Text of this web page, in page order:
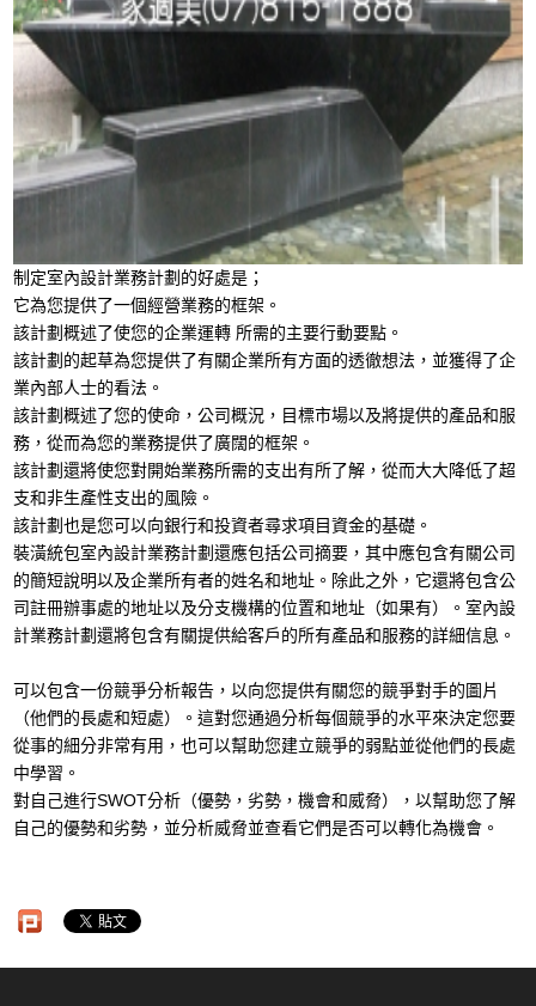
制定室內設計業務計劃的好處是；
它為您提供了一個經營業務的框架。
該計劃概述了使您的企業運轉 所需的主要行動要點。
該計劃的起草為您提供了有關企業所有方面的透徹想法，並獲得了企
業內部人士的看法。
該計劃概述了您的使命，公司概況，目標市場以及將提供的產品和服
務，從而為您的業務提供了廣闊的框架。
該計劃還將使您對開始業務所需的支出有所了解，從而大大降低了超
支和非生產性支出的風險。
該計劃也是您可以向銀行和投資者尋求項目資金的基礎。
裝潢統包室內設計業務計劃還應包括公司摘要，其中應包含有關公司
的簡短說明以及企業所有者的姓名和地址。除此之外，它還將包含公
司註冊辦事處的地址以及分支機構的位置和地址（如果有）。室內設
計業務計劃還將包含有關提供給客戶的所有產品和服務的詳細信息。
可以包含一份競爭分析報告，以向您提供有關您的競爭對手的圖片
（他們的長處和短處）。這對您通過分析每個競爭的水平來決定您要
從事的細分非常有用，也可以幫助您建立競爭的弱點並從他們的長處
中學習。
對自己進行SWOT分析（優勢，劣勢，機會和威脅），以幫助您了解
自己的優勢和劣勢，並分析威脅並查看它們是否可以轉化為機會。